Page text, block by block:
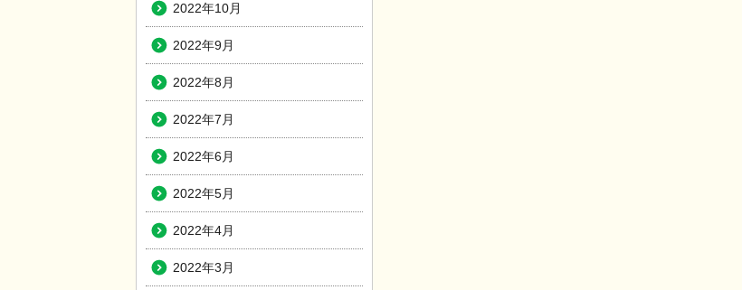
2022年10月
2022年9月
2022年8月
2022年7月
2022年6月
2022年5月
2022年4月
2022年3月